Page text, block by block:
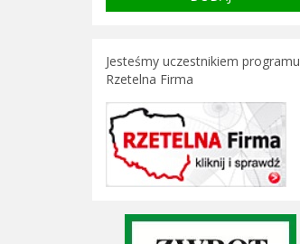
Jesteśmy uczestnikiem programu
Rzetelna Firma